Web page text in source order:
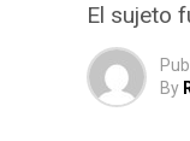
El sujeto
By